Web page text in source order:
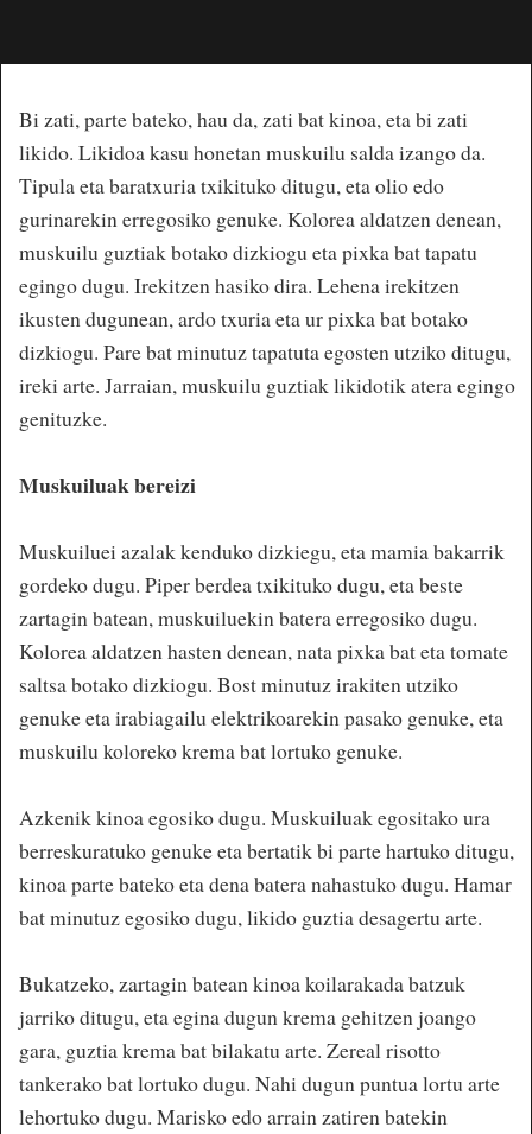
Bi zati, parte bateko, hau da, zati bat kinoa, eta bi zati
likido. Likidoa kasu honetan muskuilu salda izango da.
Tipula eta baratxuria txikituko ditugu, eta olio edo
gurinarekin erregosiko genuke. Kolorea aldatzen denean,
muskuilu guztiak botako dizkiogu eta pixka bat tapatu
egingo dugu. Irekitzen hasiko dira. Lehena irekitzen
ikusten dugunean, ardo txuria eta ur pixka bat botako
dizkiogu. Pare bat minutuz tapatuta egosten utziko ditugu,
ireki arte. Jarraian, muskuilu guztiak likidotik atera egingo
genituzke.
Muskuiluak bereizi
Muskuiluei azalak kenduko dizkiegu, eta mamia bakarrik
gordeko dugu. Piper berdea txikituko dugu, eta beste
zartagin batean, muskuiluekin batera erregosiko dugu.
Kolorea aldatzen hasten denean, nata pixka bat eta tomate
saltsa botako dizkiogu. Bost minutuz irakiten utziko
genuke eta irabiagailu elektrikoarekin pasako genuke, eta
muskuilu koloreko krema bat lortuko genuke.
Azkenik kinoa egosiko dugu. Muskuiluak egositako ura
berreskuratuko genuke eta bertatik bi parte hartuko ditugu,
kinoa parte bateko eta dena batera nahastuko dugu. Hamar
bat minutuz egosiko dugu, likido guztia desagertu arte.
Bukatzeko, zartagin batean kinoa koilarakada batzuk
jarriko ditugu, eta egina dugun krema gehitzen joango
gara, guztia krema bat bilakatu arte. Zereal risotto
tankerako bat lortuko dugu. Nahi dugun puntua lortu arte
lehortuko dugu. Marisko edo arrain zatiren batekin